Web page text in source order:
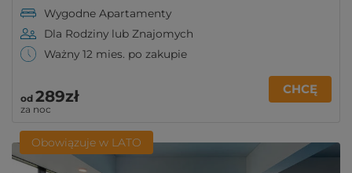
Wygodne Apartamenty
Dla Rodziny lub Znajomych
Ważny 12 mies. po zakupie
od 289zł
za noc
CHCĘ
Obowiązuje w LATO